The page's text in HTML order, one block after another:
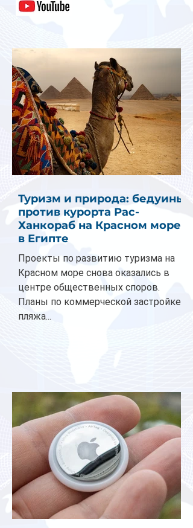
Туризм и природа: бедуины
против курорта Рас-
Ханкораб на Красном море
в Египте
Проекты по развитию туризма на
Красном море снова оказались в
центре общественных споров.
Планы по коммерческой застройке
пляжа...